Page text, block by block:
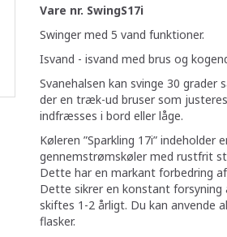
Vare nr. SwingS17i
Swinger med 5 vand funktioner.
Isvand - isvand med brus og
Svanehalsen kan svinge 30 grader
der en træk-ud bruser som
indfræsses i bord eller låge.
Køleren ”Sparkling 17i” indeholder
gennemstrømskøler med rustfrit
Dette har en markant forbedring
Dette sikrer en konstant
skiftes 1-2 årligt. Du kan anvende
flasker.